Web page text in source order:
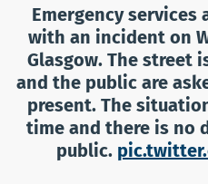
Emergency
with an incident on
Glasgow. The street
and the public are
present. The
time and there is no
public.